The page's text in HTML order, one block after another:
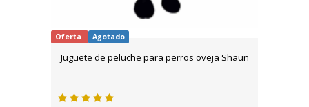
Oferta Agotado
Juguete de peluche para perros oveja Shaun